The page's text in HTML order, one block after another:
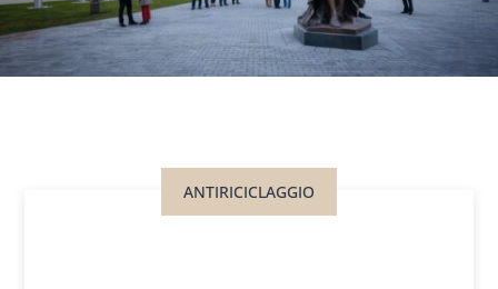
ANTIRICICLAGGIO